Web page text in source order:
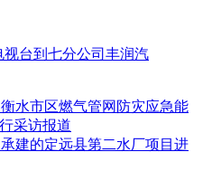
台到七分公司丰润汽
水市区燃气管网防灾应急能
采访报道
建的定远县第二水厂项目进